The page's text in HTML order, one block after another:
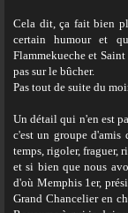
Cela dit, ça fait bien
certain humour et
Flammekueche et
pas sur le bûcher.
Pas tout de suite du
Un détail qui n'en est
c'est un groupe d'amis
temps, rigoler, fraguer,
et si bien que nous
d'où Memphis 1er,
Grand Chancelier en